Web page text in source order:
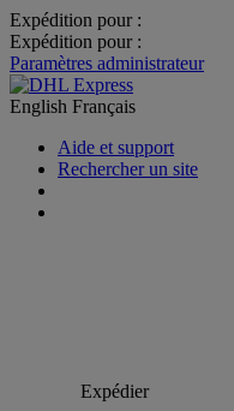
Expédition pour :
Expédition pour :
Paramètres administrateur
English Français
Aide et support
Rechercher un site
Expédier